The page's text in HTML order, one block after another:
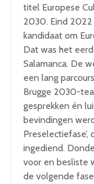
titel Europese
2030. Eind 2022
kandidaat om
Dat was het
Salamanca. De
een lang
Brugge 2030-
gesprekken én
bevindingen
ingediend.
voor en besliste
de volgende